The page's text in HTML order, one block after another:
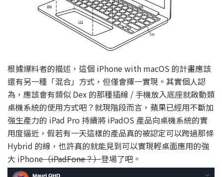
根據爆料者的描述，這個 iPhone with macOS 的計畫應該
還有另一種「混合」方式，但僅會擇一實現。其實個人認
為，應該會有類似 Dex 的那種插線 / 手機放入底座就啟動類
桌機系統的使用方式吧？就現階段而言，蘋果已經用不斷加
強生產力的 iPad Pro 持續將 iPadOS 產品向桌機系統的實
用度逼近，假若有一天這樣的產品真的被認定可以跨過那條
Hybrid 的線，也許真的就能見到可以實現輕桌面應用的強
大 iPhone（iPadFone？）登場了吧。